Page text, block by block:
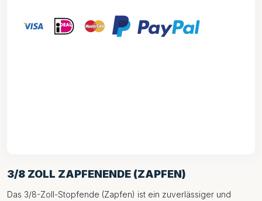
3/8 ZOLL ZAPFENENDE (ZAPFEN)
Das 3/8-Zoll-Stopfende (Zapfen) ist ein zuverlässiger und